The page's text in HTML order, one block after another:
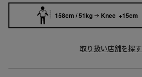
158cm / 51kg Knee +15cm
取り扱い店舗を探す